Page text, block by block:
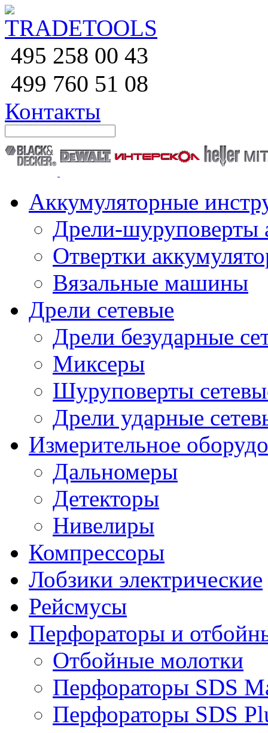
495 258 00 43
499 760 51 08
Контакты
Аккумуляторные
Дрели-шуруповерты
Отвертки
Вязальные машины
Дрели сетевые
Дрели безударные
Миксеры
Шуруповерты
Дрели ударные
Измерительное
Дальномеры
Детекторы
Нивелиры
Компрессоры
Лобзики электрические
Рейсмусы
Перфораторы и
Отбойные молотки
Перфораторы SDS
Перфораторы SDS